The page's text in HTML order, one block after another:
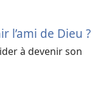
l’ami de Dieu ?
à devenir son